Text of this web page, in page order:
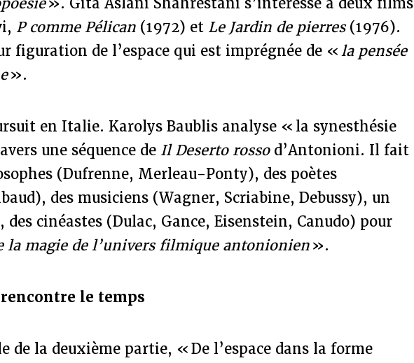
P comme Pélican (1972) et Le Jardin de pierres(1976).
figuration de l’espace qui est imprégnée de «la pensée
».
en Italie. Karolys Baublis analyse « la synesthésie
une séquence de Il Deserto rossod’Antonioni. Il fait
(Dufrenne, Merleau-Ponty), des poètes
des musiciens (Wagner, Scriabine, Debussy), un
cinéastes (Dulac, Gance, Eisenstein, Canudo) pour
la magie de l’univers filmique antonionien».
le temps
de la deuxième partie, « De l’espace dans la forme